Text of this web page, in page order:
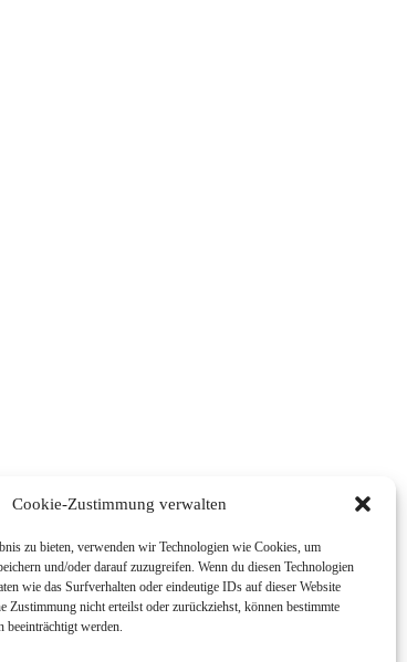
Cookie-Zustimmung verwalten
zu bieten, verwenden wir Technologien wie Cookies, um
und/oder darauf zuzugreifen. Wenn du diesen Technologien
wie das Surfverhalten oder eindeutige IDs auf dieser Website
Zustimmung nicht erteilst oder zurückziehst, können bestimmte
beeinträchtigt werden.